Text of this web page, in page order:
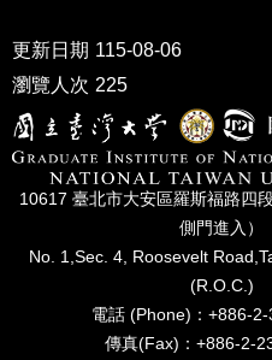
試
專
會
更新日期 115-08-06
瀏覽人次 225
10617 臺北市⼤安區羅斯福路四
側⾨進入）
No. 1,Sec. 4, Roosevelt
(R.O.C.)
電話 (Phone)：+886-
傳真(Fax)：+886-2-